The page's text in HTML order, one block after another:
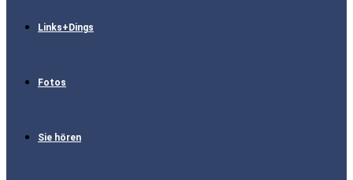
Links+Dings
Fotos
Sie hören